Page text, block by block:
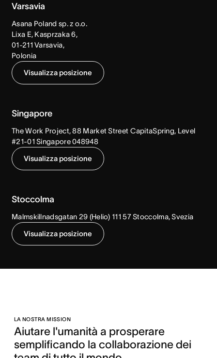
Varsavia
Asana Poland sp. z o.o.
Lixa E, Kasprzaka 6,
01-211 Varsavia,
Polonia
Visualizza posizione
Singapore
The Work Project, 88 Market Street CapitaSpring, Level
#21-01 Singapore 048948
Visualizza posizione
Stoccolma
Malmskillnadsgatan 29 (Helio) 111 57 Stoccolma, Svezia
Visualizza posizione
LA NOSTRA MISSION
Aiutare l'umanità a prosperare
semplificando la collaborazione dei